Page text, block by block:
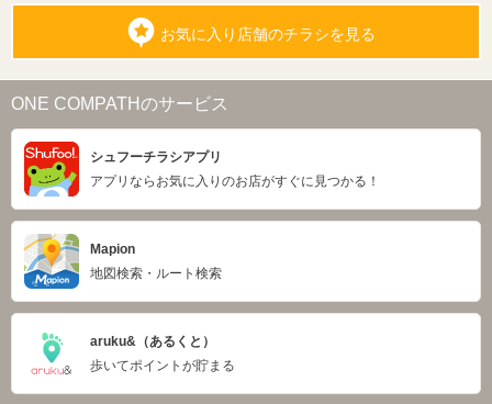
お気に入り店舗のチラシを見る
ONE COMPATHのサービス
シュフーチラシアプリ
アプリならお気に入りのお店がすぐに見つかる！
Mapion
地図検索・ルート検索
aruku&（あるくと）
歩いてポイントが貯まる